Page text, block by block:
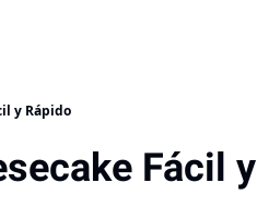
y Rápido
Fácil y